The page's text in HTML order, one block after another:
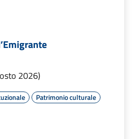
2026)
Patrimonio culturale